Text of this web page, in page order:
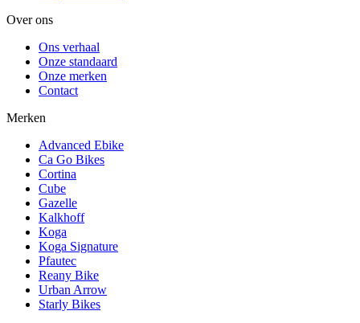
Over ons
Ons verhaal
Onze standaard
Onze merken
Contact
Merken
Advanced Ebike
Ca Go Bikes
Cortina
Cube
Gazelle
Kalkhoff
Koga
Koga Signature
Pfautec
Reany Bike
Urban Arrow
Starly Bikes